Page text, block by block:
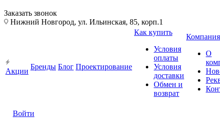
Заказать звонок
Нижний Новгород, ул. Ильинская, 85, корп.1
Акции
Бренды Блог Проектирование
Как купить
Условия
оплаты
Условия
доставки
Обмен и
возврат
Компания
О
Войти